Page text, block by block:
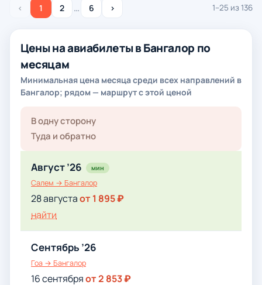
‹ 1 2 … 6 › 1–25 из 136
Цены на авиабилеты в Бангалор по
месяцам
Минимальная цена месяца среди всех направлений в
Бангалор; рядом — маршрут с этой ценой
В одну сторону
Туда и обратно
Август ’26 мин
Салем → Бангалор
28 августаот 1 895 ₽
найти
Сентябрь ’26
Гоа → Бангалор
16 сентябряот 2 853 ₽